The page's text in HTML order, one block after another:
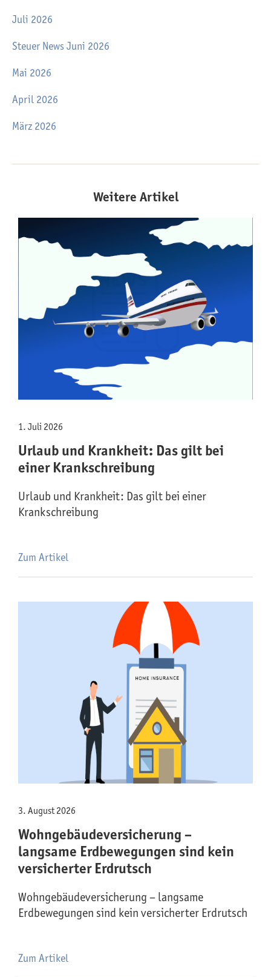
Juli 2026
Steuer News Juni 2026
Mai 2026
April 2026
März 2026
Weitere Artikel
1. Juli 2026
Urlaub und Krankheit: Das gilt bei
einer Krankschreibung
Urlaub und Krankheit: Das gilt bei einer
Krankschreibung
Zum Artikel
3. August 2026
Wohngebäude­versicherung –
langsame Erdbewegungen sind kein
versicherter Erdrutsch
Wohngebäude­versicherung – langsame
Erdbewegungen sind kein versicherter Erdrutsch
Zum Artikel